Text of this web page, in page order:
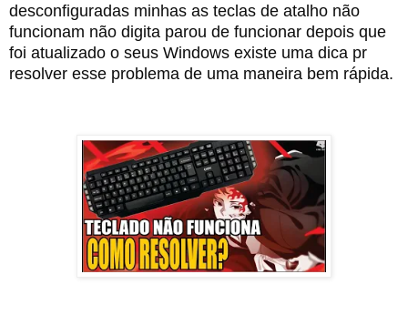
desconfiguradas minhas as teclas de atalho não
funcionam não digita parou de funcionar depois que
foi atualizado o seus Windows existe uma dica pr
resolver esse problema de uma maneira bem rápida.